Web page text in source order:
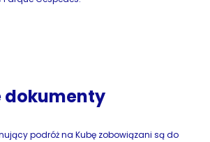
dokumenty
podróż na Kubę zobowiązani są do